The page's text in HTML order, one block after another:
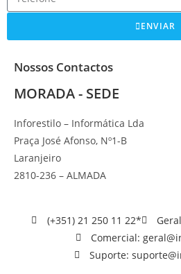
ENVIAR
Nossos Contactos
MORADA - SEDE
Inforestilo – Informática Lda
Praça José Afonso, Nº1-B
Laranjeiro
2810-236 – ALMADA
(+351) 21 250 11 22*
Comercial:
Suporte: